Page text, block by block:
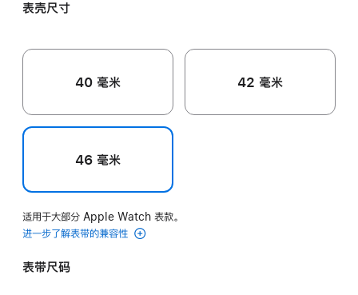
表壳尺寸
40 毫米 42 毫米
46 毫米
适用于大部分 Apple Watch 表款。
进一步了解表带的兼容性
表带尺码